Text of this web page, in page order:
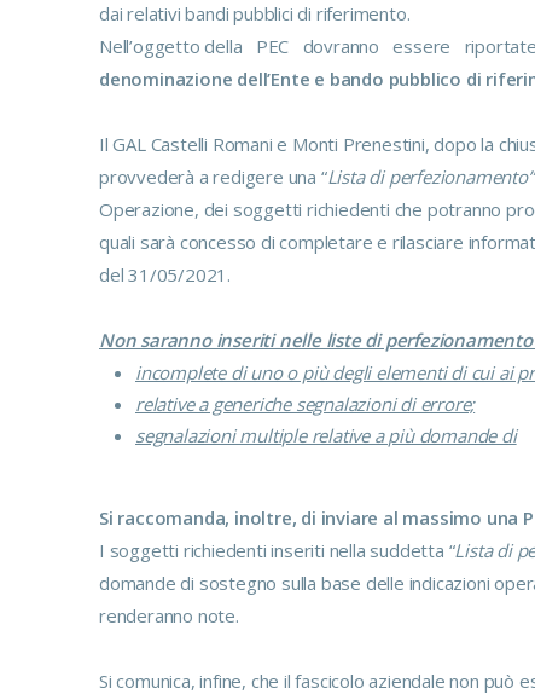
dai relativi bandi pubblici di riferimento.
Nell’oggetto della PEC dovranno essere
denominazione dell’Ente e bando pubblico di
Il GAL Castelli Romani e Monti Prenestini, dopo la
provvederà a redigere una “Lista di
Operazione, dei soggetti richiedenti che potranno
quali sarà concesso di completare e rilasciare
del 31/05/2021.
Non saranno inseriti nelle liste di
incomplete di uno o più degli elementi di cui ai
relative a generiche segnalazioni di errore;
segnalazioni multiple relative a più domande di
Si raccomanda, inoltre, di inviare al massimo una
I soggetti richiedenti inseriti nella suddetta “Lista di
domande di sostegno sulla base delle indicazioni
renderanno note.
Si comunica, infine, che il fascicolo aziendale non